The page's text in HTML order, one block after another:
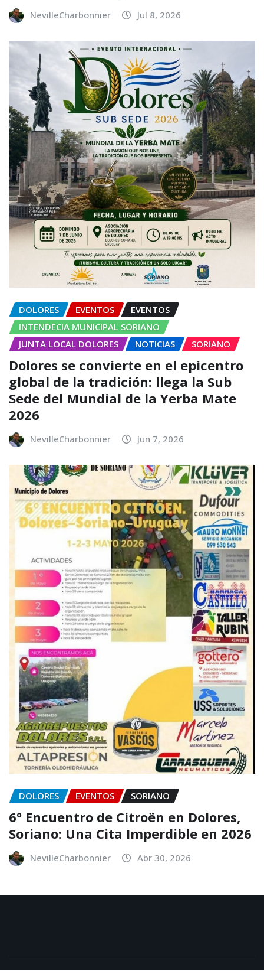
NevilleCharbonnier Jul 8, 2026
DOLORES EVENTOS
EVENTOS
INTENDECIA MUNICIPAL SORIANO
JUNTA LOCAL DOLORES
NOTICIAS SORIANO
Dolores se convierte en el epicentro
global de la tradición: llega la Sub
Sede del Mundial de la Yerba Mate
2026
NevilleCharbonnier Jun 7, 2026
DOLORES EVENTOS SORIANO
6º Encuentro de Citroën en Dolores,
Soriano: Una Cita Imperdible en 2026
NevilleCharbonnier Abr 30, 2026